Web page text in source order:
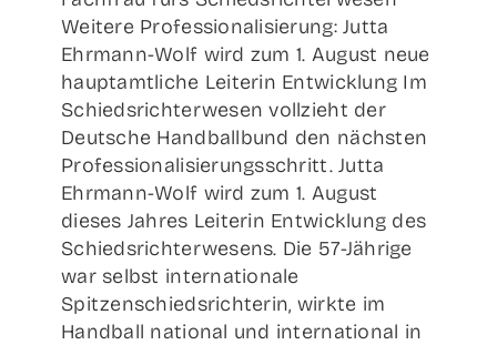
Weitere Professionalisierung: Jutta
Ehrmann-Wolf wird zum 1. August neue
hauptamtliche Leiterin Entwicklung Im
Schiedsrichterwesen vollzieht der
Deutsche Handballbund den nächsten
Professionalisierungsschritt. Jutta
Ehrmann-Wolf wird zum 1. August
dieses Jahres Leiterin Entwicklung des
Schiedsrichterwesens. Die 57-Jährige
war selbst internationale
Spitzenschiedsrichterin, wirkte im
Handball national und international in